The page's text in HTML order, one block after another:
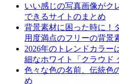
いい感じの写真画像がク
できるサイトのまとめ
背景素材に困った時に！
用度満点のフリーの背景
2026年のトレンドカラー
細なホワイト「クラウド
色々な色の名前、伝統色
め